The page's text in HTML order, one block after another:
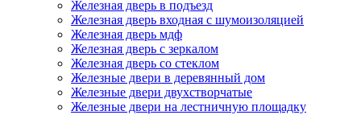
Железная дверь в подъезд
Железная дверь входная с шумоизоляцией
Железная дверь мдф
Железная дверь с зеркалом
Железная дверь со стеклом
Железные двери в деревянный дом
Железные двери двухстворчатые
Железные двери на лестничную площадку